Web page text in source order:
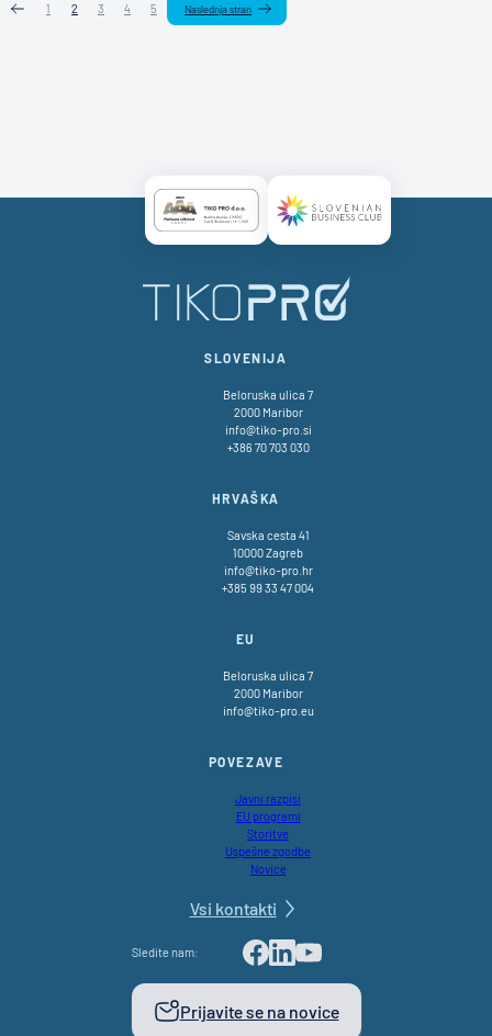
1 2 3 4 5 Naslednja stran
Certificate AAA LogoCertificate SBC Logo
SLOVENIJA
Beloruska ulica 7
2000 Maribor
info@tiko-pro.si
+386 70 703 030
HRVAŠKA
Savska cesta 41
10000 Zagreb
info@tiko-pro.hr
+385 99 33 47 004
EU
Beloruska ulica 7
2000 Maribor
info@tiko-pro.eu
POVEZAVE
Javni razpisi
EU programi
Storitve
Uspešne zgodbe
Novice
Vsi kontakti
Sledite nam:
Facebook
LinkedIn
Youtube
Prijavite se na novice